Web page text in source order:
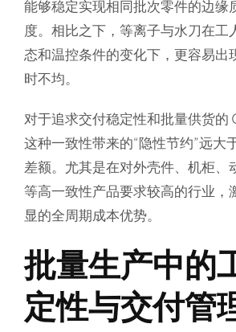
能够稳定实现相同批次零件的边缘
度。相比之下，等离子与水刀在工
态和温控条件的变化下，更容易出
时不均。
对于追求交付稳定性和批量供货的
这种一致性带来的“隐性节约”远大
差额。尤其是在对外壳件、机柜、
等高一致性产品要求较高的行业，
显的全周期成本优势。
批量生产中的
定性与交付管